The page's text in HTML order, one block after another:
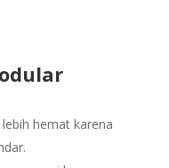
hemat karena